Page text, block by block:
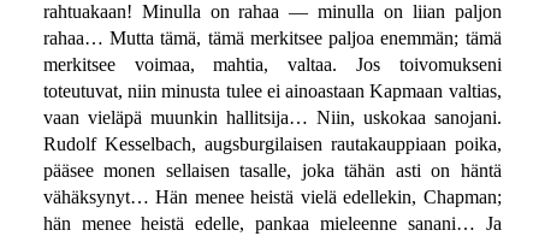
rahtuakaan! Minulla on rahaa — minulla on liian paljon
rahaa… Mutta tämä, tämä merkitsee paljoa enemmän; tämä
merkitsee voimaa, mahtia, valtaa. Jos toivomukseni
toteutuvat, niin minusta tulee ei ainoastaan Kapmaan valtias,
vaan vieläpä muunkin hallitsija… Niin, uskokaa sanojani.
Rudolf Kesselbach, augsburgilaisen rautakauppiaan poika,
pääsee monen sellaisen tasalle, joka tähän asti on häntä
vähäksynyt… Hän menee heistä vielä edellekin, Chapman;
hän menee heistä edelle, pankaa mieleenne sanani… Ja